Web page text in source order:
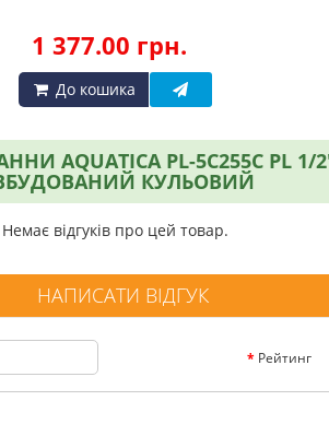
1 377.00 грн.
До кошика
AQUATICA PL-5C255C PL
КУЛЬОВИЙ
Немає відгуків про цей товар.
НАПИСАТИ ВІДГУК
Рейтинг